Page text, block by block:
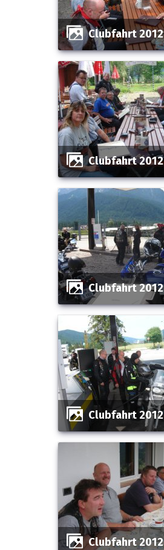
Clubfahrt 2012
Clubfahrt 2012
Clubfahrt 2012
Clubfahrt 2012
Clubfahrt 2012